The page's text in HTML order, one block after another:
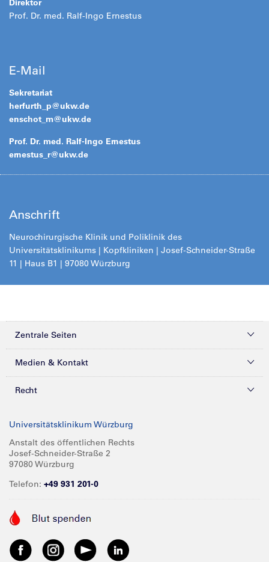
Direktor
Prof. Dr. med. Ralf-Ingo Ernestus
E-Mail
Sekretariat
herfurth_p@ukw.de
enschot_m@ukw.de
Prof. Dr. med. Ralf-Ingo Ernestus
ernestus_r@ukw.de
Anschrift
Neurochirurgische Klinik und Poliklinik des
Universitätsklinikums | Kopfkliniken | Josef-Schneider-Straße
11 | Haus B1 | 97080 Würzburg
Zentrale Seiten
Kliniken & Zentren
Forschung
Karriere
Medien & Kontakt
Presse
Glossar
Spenden
Anreise
Recht
Compliance
Impressum
Barrierefreiheit
Universitätsklinikum Würzburg
Anstalt des öffentlichen Rechts
Josef-Schneider-Straße 2
97080 Würzburg
Telefon: +49 931 201-0